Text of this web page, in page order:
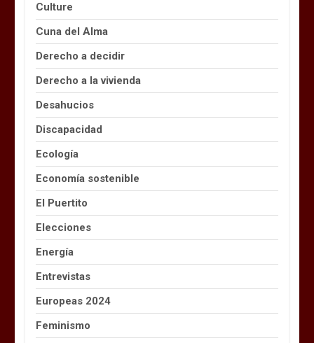
Culture
Cuna del Alma
Derecho a decidir
Derecho a la vivienda
Desahucios
Discapacidad
Ecología
Economía sostenible
El Puertito
Elecciones
Energía
Entrevistas
Europeas 2024
Feminismo